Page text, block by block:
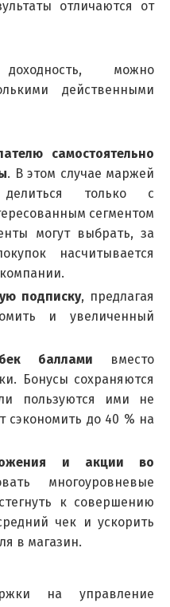
отличаются от
можно
действенными
самостоятельно
. В этом случае маржей
только с
сегментом
могут выбрать, за
насчитывается
подписку, предлагая
и увеличенный
баллами вместо
Бонусы сохраняются
пользуются ими не
сэкономить до 40 % на
и акции во
многоуровневые
к совершению
чек и ускорить
в магазин.
на управление